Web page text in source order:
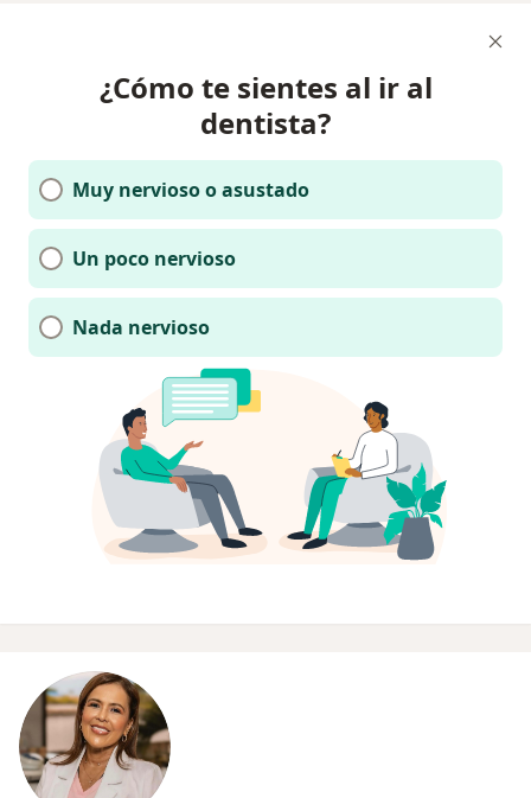
¿Cómo te sientes al ir al
dentista?
Muy nervioso o asustado
Un poco nervioso
Nada nervioso